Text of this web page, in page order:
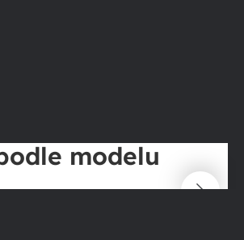
modelu